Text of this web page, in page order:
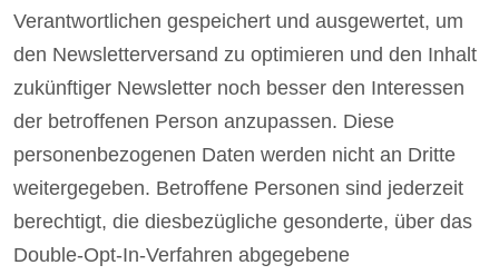
Verantwortlichen gespeichert und ausgewertet, um
den Newsletterversand zu optimieren und den Inhalt
zukünftiger Newsletter noch besser den Interessen
der betroffenen Person anzupassen. Diese
personenbezogenen Daten werden nicht an Dritte
weitergegeben. Betroffene Personen sind jederzeit
berechtigt, die diesbezügliche gesonderte, über das
Double-Opt-In-Verfahren abgegebene